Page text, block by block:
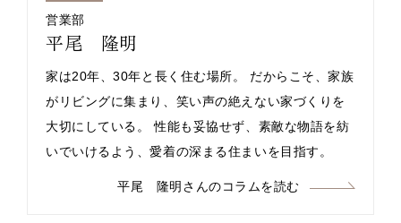
営業部
平尾 隆明
家は20年、30年と長く住む場所。 だからこそ、家族
がリビングに集まり、笑い声の絶えない家づくりを
大切にしている。 性能も妥協せず、素敵な物語を紡
いでいけるよう、愛着の深まる住まいを目指す。
平尾 隆明さんのコラムを読む